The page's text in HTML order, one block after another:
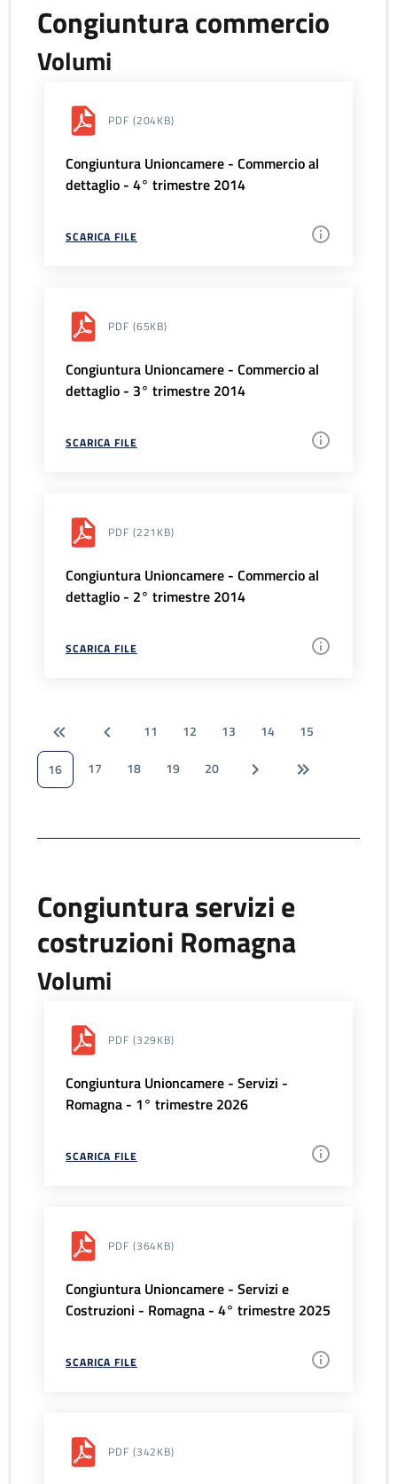
Congiuntura commercio
Volumi
PDF (204KB)
Congiuntura Unioncamere - Commercio al
dettaglio - 4° trimestre 2014
SCARICA FILE
PDF (65KB)
Congiuntura Unioncamere - Commercio al
dettaglio - 3° trimestre 2014
SCARICA FILE
PDF (221KB)
Congiuntura Unioncamere - Commercio al
dettaglio - 2° trimestre 2014
SCARICA FILE
11 12 13 14
15
16
17 18 19 20
Congiuntura servizi e
costruzioni Romagna
Volumi
PDF (329KB)
Congiuntura Unioncamere - Servizi -
Romagna - 1° trimestre 2026
SCARICA FILE
PDF (364KB)
Congiuntura Unioncamere - Servizi e
Costruzioni - Romagna - 4° trimestre 2025
SCARICA FILE
PDF (342KB)